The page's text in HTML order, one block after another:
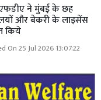
ने मुंबई के छह
और बेकरी के लाइसेंस
किये
On 25 Jul 2026 13:07:22